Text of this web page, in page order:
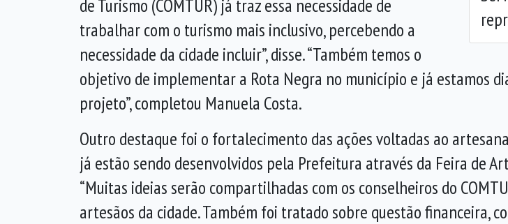
de Turismo (COMTUR) já traz essa necessidade de
trabalhar com o turismo mais inclusivo, percebendo a
necessidade da cidade incluir”, disse. “Também temos o
objetivo de implementar a Rota Negra no município e já estamos
projeto”, completou Manuela Costa.
Outro destaque foi o fortalecimento das ações voltadas ao
já estão sendo desenvolvidos pela Prefeitura através da Feira de
“Muitas ideias serão compartilhadas com os conselheiros do
artesãos da cidade. Também foi tratado sobre questão financeira,